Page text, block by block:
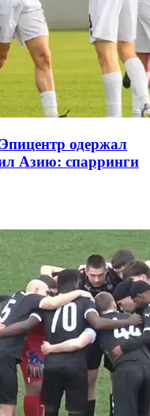
одержал
Азию: спарринги